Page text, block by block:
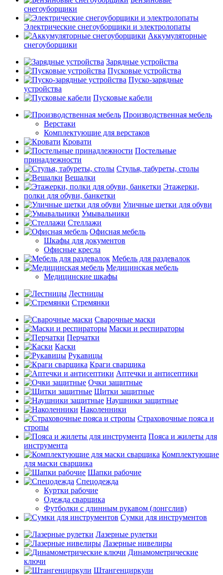
снегоуборщики
Электрические снегоуборщики и электролопаты
Аккумуляторные
снегоуборщики
Зарядные устройства
Пусковые устройства
Пуско-зарядные
устройства
Пусковые кабели
Производственная мебель
Верстаки
Комплектующие для верстаков
Кровати
Постельные
принадлежности
Стулья, табуреты, столы
Вешалки
Этажерки,
полки для обуви, банкетки
Уличные щетки для обуви
Умывальники
Стеллажи
Офисная мебель
Шкафы для документов
Офисные кресла
Мебель для раздевалок
Медицинская мебель
Медицинские шкафы
Лестницы
Стремянки
Сварочные маски
Маски и респираторы
Перчатки
Каски
Рукавицы
Краги сварщика
Аптечки и антисептики
Очки защитные
Щитки защитные
Наушники защитные
Наколенники
Страховочные пояса и
стропы
Пояса и жилеты для
инструмента
Комплектующие
для маски сварщика
Шапки рабочие
Спецодежда
Куртки рабочие
Одежда сварщика
Футболки с длинным рукавом (лонгслив)
Сумки для инструментов
Лазерные рулетки
Лазерные нивелиры
Динамометрические
ключи
Штангенциркули